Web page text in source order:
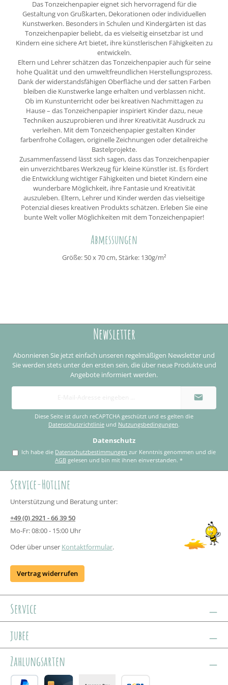
Das Tonzeichenpapier eignet sich hervorragend für die
Gestaltung von Grußkarten, Dekorationen oder individuellen
Kunstwerken. Besonders in Schulen und Kindergärten ist das
Tonzeichenpapier beliebt, da es vielseitig einsetzbar ist und
Kindern eine sichere Art bietet, ihre künstlerischen Fähigkeiten zu
entwickeln.
Eltern und Lehrer schätzen das Tonzeichenpapier auch für seine
hohe Qualität und den umweltfreundlichen Herstellungsprozess.
Dank der widerstandsfähigen Oberfläche und der satten Farben
bleiben die Kunstwerke lange erhalten und verblassen nicht.
Ob im Kunstunterricht oder bei kreativen Nachmittagen zu
Hause – das Tonzeichenpapier inspiriert Kinder dazu, neue
Techniken auszuprobieren und ihrer Kreativität Ausdruck zu
verleihen. Mit dem Tonzeichenpapier gestalten Kinder
farbenfrohe Collagen, originelle Zeichnungen oder detailreiche
Bastelprojekte.
Zusammenfassend lässt sich sagen, dass das Tonzeichenpapier
ein unverzichtbares Werkzeug für kleine Künstler ist. Es fördert
die Entwicklung wichtiger Fähigkeiten und bietet Kindern eine
wunderbare Möglichkeit, ihre Fantasie und Kreativität
auszuleben. Eltern, Lehrer und Kinder werden das vielseitige
Potenzial dieses kreativen Produkts schätzen. Erleben Sie eine
bunte Welt voller Möglichkeiten mit dem Tonzeichenpapier!
Abmessungen
Größe: 50 x 70 cm, Stärke: 130g/m²
Newsletter
Abonnieren Sie jetzt einfach unseren regelmäßigen Newsletter und
Sie werden stets unter den ersten sein, die über neue Produkte und
Angebote informiert werden.
E-
Adresse
Diese Seite ist durch reCAPTCHA geschützt und es gelten die
Datenschutzrichtlinie und Nutzungsbedingungen.
Datenschutz
Ich habe die Datenschutzbestimmungen
AGB gelesen und bin mit ihnen einverstanden.*
Service-Hotline
Unterstützung und Beratung unter:
+49 (0) 2921 - 66 39 50
Mo-Fr: 08:00 - 15:00 Uhr
Oder über unser Kontaktformular.
Vertrag widerrufen
Service
jubee
Zahlungsarten